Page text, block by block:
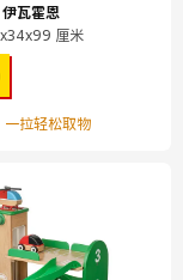
瓦霍恩
厘米
一拉轻松取物